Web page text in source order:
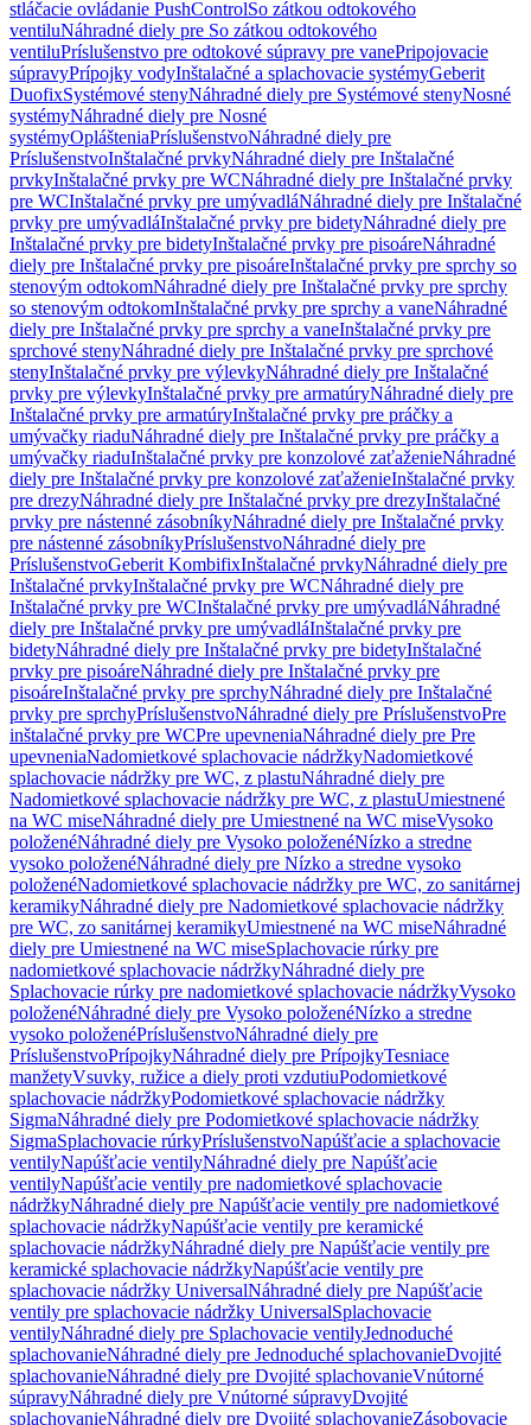
stláčacie ovládanie PushControlSo zátkou odtokového
ventiluNáhradné diely pre So zátkou odtokového
ventiluPríslušenstvo pre odtokové súpravy pre vanePripojovacie
súpravyPrípojky vodyInštalačné a splachovacie systémyGeberit
DuofixSystémové stenyNáhradné diely pre Systémové stenyNosné
systémyNáhradné diely pre Nosné
systémyOplášteniaPríslušenstvoNáhradné diely pre
PríslušenstvoInštalačné prvkyNáhradné diely pre Inštalačné
prvkyInštalačné prvky pre WCNáhradné diely pre Inštalačné prvky
pre WCInštalačné prvky pre umývadláNáhradné diely pre Inštalačné
prvky pre umývadláInštalačné prvky pre bidetyNáhradné diely pre
Inštalačné prvky pre bidetyInštalačné prvky pre pisoáreNáhradné
diely pre Inštalačné prvky pre pisoáreInštalačné prvky pre sprchy so
stenovým odtokomNáhradné diely pre Inštalačné prvky pre sprchy
so stenovým odtokomInštalačné prvky pre sprchy a vaneNáhradné
diely pre Inštalačné prvky pre sprchy a vaneInštalačné prvky pre
sprchové stenyNáhradné diely pre Inštalačné prvky pre sprchové
stenyInštalačné prvky pre výlevkyNáhradné diely pre Inštalačné
prvky pre výlevkyInštalačné prvky pre armatúryNáhradné diely pre
Inštalačné prvky pre armatúryInštalačné prvky pre práčky a
umývačky riaduNáhradné diely pre Inštalačné prvky pre práčky a
umývačky riaduInštalačné prvky pre konzolové zaťaženieNáhradné
diely pre Inštalačné prvky pre konzolové zaťaženieInštalačné prvky
pre drezyNáhradné diely pre Inštalačné prvky pre drezyInštalačné
prvky pre nástenné zásobníkyNáhradné diely pre Inštalačné prvky
pre nástenné zásobníkyPríslušenstvoNáhradné diely pre
PríslušenstvoGeberit KombifixInštalačné prvkyNáhradné diely pre
Inštalačné prvkyInštalačné prvky pre WCNáhradné diely pre
Inštalačné prvky pre WCInštalačné prvky pre umývadláNáhradné
diely pre Inštalačné prvky pre umývadláInštalačné prvky pre
bidetyNáhradné diely pre Inštalačné prvky pre bidetyInštalačné
prvky pre pisoáreNáhradné diely pre Inštalačné prvky pre
pisoáreInštalačné prvky pre sprchyNáhradné diely pre Inštalačné
prvky pre sprchyPríslušenstvoNáhradné diely pre PríslušenstvoPre
inštalačné prvky pre WCPre upevneniaNáhradné diely pre Pre
upevneniaNadomietkové splachovacie nádržkyNadomietkové
splachovacie nádržky pre WC, z plastuNáhradné diely pre
Nadomietkové splachovacie nádržky pre WC, z plastuUmiestnené
na WC miseNáhradné diely pre Umiestnené na WC miseVysoko
položenéNáhradné diely pre Vysoko položenéNízko a stredne
vysoko položenéNáhradné diely pre Nízko a stredne vysoko
položenéNadomietkové splachovacie nádržky pre WC, zo sanitárnej
keramikyNáhradné diely pre Nadomietkové splachovacie nádržky
pre WC, zo sanitárnej keramikyUmiestnené na WC miseNáhradné
diely pre Umiestnené na WC miseSplachovacie rúrky pre
nadomietkové splachovacie nádržkyNáhradné diely pre
Splachovacie rúrky pre nadomietkové splachovacie nádržkyVysoko
položenéNáhradné diely pre Vysoko položenéNízko a stredne
vysoko položenéPríslušenstvoNáhradné diely pre
PríslušenstvoPrípojkyNáhradné diely pre PrípojkyTesniace
manžetyVsuvky, ružice a diely proti vzdutiuPodomietkové
splachovacie nádržkyPodomietkové splachovacie nádržky
SigmaNáhradné diely pre Podomietkové splachovacie nádržky
SigmaSplachovacie rúrkyPríslušenstvoNapúšťacie a splachovacie
ventilyNapúšťacie ventilyNáhradné diely pre Napúšťacie
ventilyNapúšťacie ventily pre nadomietkové splachovacie
nádržkyNáhradné diely pre Napúšťacie ventily pre nadomietkové
splachovacie nádržkyNapúšťacie ventily pre keramické
splachovacie nádržkyNáhradné diely pre Napúšťacie ventily pre
keramické splachovacie nádržkyNapúšťacie ventily pre
splachovacie nádržky UniversalNáhradné diely pre Napúšťacie
ventily pre splachovacie nádržky UniversalSplachovacie
ventilyNáhradné diely pre Splachovacie ventilyJednoduché
splachovanieNáhradné diely pre Jednoduché splachovanieDvojité
splachovanieNáhradné diely pre Dvojité splachovanieVnútorné
súpravyNáhradné diely pre Vnútorné súpravyDvojité
splachovanieNáhradné diely pre Dvojité splachovanieZásobovacie